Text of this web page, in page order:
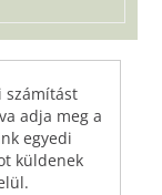
számítást
adja meg a
egyedi
küldenek